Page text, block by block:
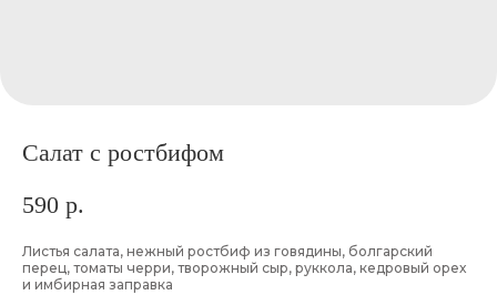
Салат с ростбифом
590 р.
Листья салата, нежный ростбиф из говядины, болгарский
перец, томаты черри, творожный сыр, руккола, кедровый орех
и имбирная заправка